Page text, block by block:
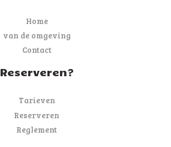
Home
van de omgeving
Contact
Reserveren?
Tarieven
Reserveren
Reglement